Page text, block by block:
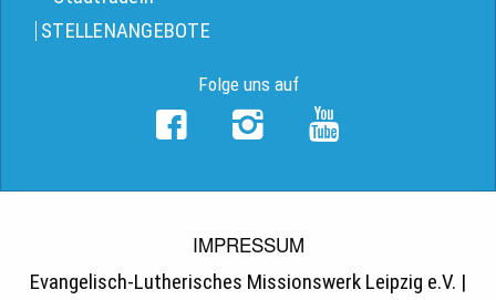
STELLENANGEBOTE
Folge uns auf
IMPRESSUM
Evangelisch-Lutherisches Missionswerk Leipzig e.V. |